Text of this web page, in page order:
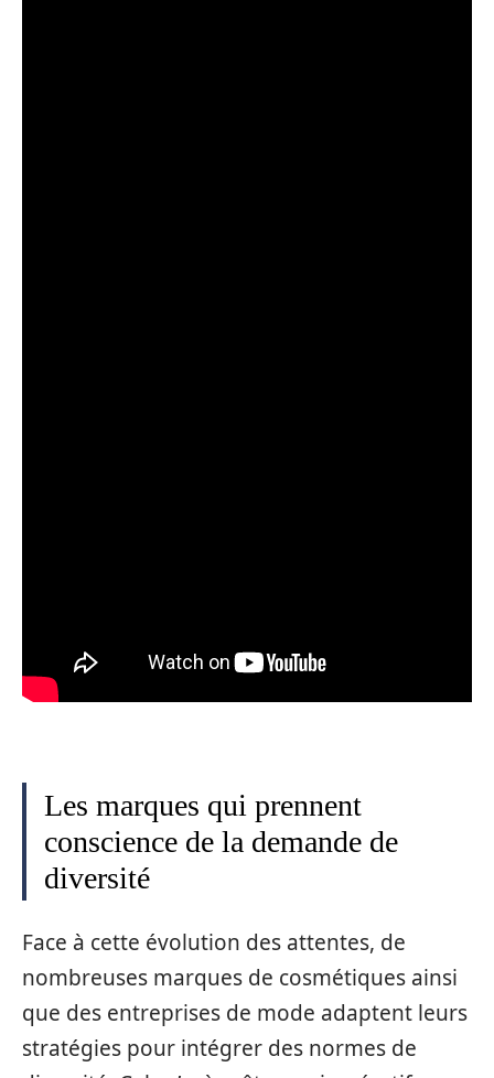
Les marques qui prennent
conscience de la demande de
diversité
Face à cette évolution des attentes, de
nombreuses marques de cosmétiques ainsi
que des entreprises de mode adaptent leurs
stratégies pour intégrer des normes de